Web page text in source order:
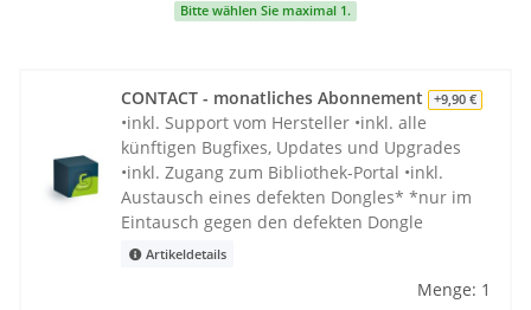
Bitte wählen Sie maximal 1.
CONTACT - monatliches Abonnement +9,90 €
•inkl. Support vom Hersteller •inkl. alle
künftigen Bugfixes, Updates und Upgrades
•inkl. Zugang zum Bibliothek-Portal •inkl.
Austausch eines defekten Dongles* *nur im
Eintausch gegen den defekten Dongle
Artikeldetails
Menge: 1